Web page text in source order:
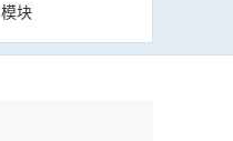
模块